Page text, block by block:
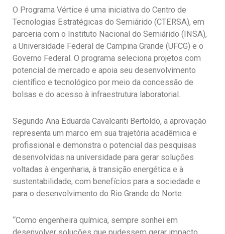
O Programa Vértice é uma iniciativa do Centro de
Tecnologias Estratégicas do Semiárido (CTERSA), em
parceria com o Instituto Nacional do Semiárido (INSA),
a Universidade Federal de Campina Grande (UFCG) e o
Governo Federal. O programa seleciona projetos com
potencial de mercado e apoia seu desenvolvimento
científico e tecnológico por meio da concessão de
bolsas e do acesso à infraestrutura laboratorial.
Segundo Ana Eduarda Cavalcanti Bertoldo, a aprovação
representa um marco em sua trajetória acadêmica e
profissional e demonstra o potencial das pesquisas
desenvolvidas na universidade para gerar soluções
voltadas à engenharia, à transição energética e à
sustentabilidade, com benefícios para a sociedade e
para o desenvolvimento do Rio Grande do Norte.
“Como engenheira química, sempre sonhei em
desenvolver soluções que pudessem gerar impacto